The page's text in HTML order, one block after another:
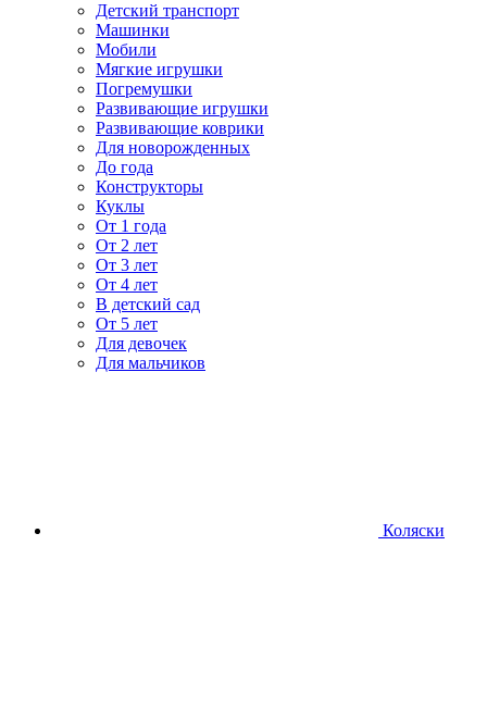
Детский транспорт
Машинки
Мобили
Мягкие игрушки
Погремушки
Развивающие игрушки
Развивающие коврики
Для новорожденных
До года
Конструкторы
Куклы
От 1 года
От 2 лет
От 3 лет
От 4 лет
В детский сад
От 5 лет
Для девочек
Для мальчиков
Коляски